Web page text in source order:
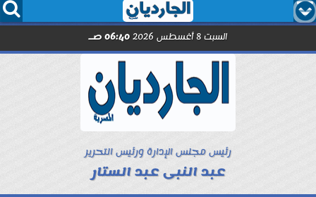
  
السبت 8 أغسطس 2026 06:40 صـ
رئيس مجلس الإدارة ورئيس التحرير
عبد النبى عبد الستار